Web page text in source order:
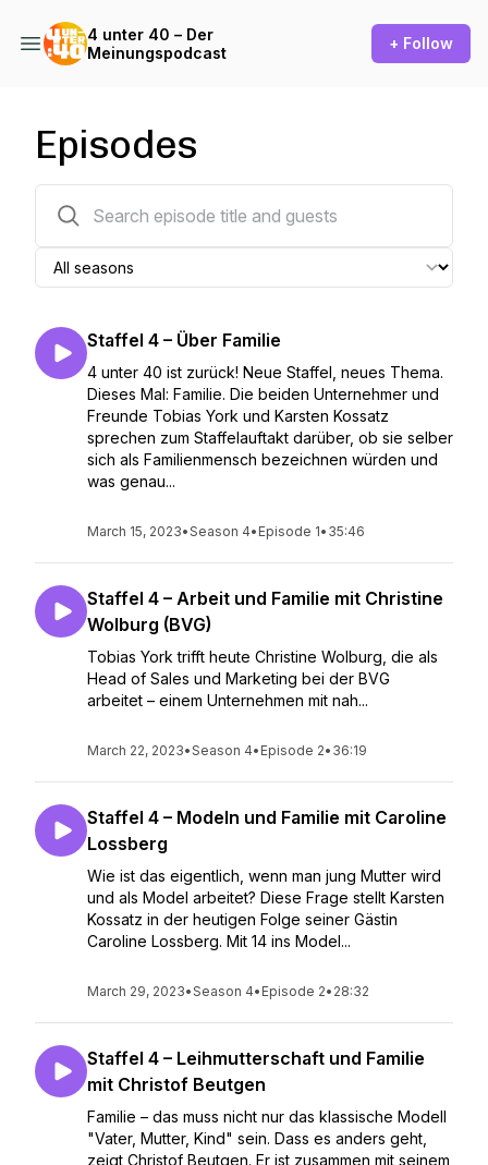
4 unter 40 – Der
Meinungspodcast
+ Follow
Episodes
Staffel 4 – Über Familie
4 unter 40 ist zurück! Neue Staffel, neues Thema.
Dieses Mal: Familie. Die beiden Unternehmer und
Freunde Tobias York und Karsten Kossatz
sprechen zum Staffelauftakt darüber, ob sie selber
sich als Familienmensch bezeichnen würden und
was genau...
March 15, 2023•Season 4• Episode 1• 35:46
Staffel 4 – Arbeit und Familie mit Christine
Wolburg (BVG)
Tobias York trifft heute Christine Wolburg, die als
Head of Sales und Marketing bei der BVG
arbeitet – einem Unternehmen mit nah...
March 22, 2023•Season 4• Episode 2• 36:19
Staffel 4 – Modeln und Familie mit Caroline
Lossberg
Wie ist das eigentlich, wenn man jung Mutter wird
und als Model arbeitet? Diese Frage stellt Karsten
Kossatz in der heutigen Folge seiner Gästin
Caroline Lossberg. Mit 14 ins Model...
March 29, 2023•Season 4• Episode 2• 28:32
Staffel 4 – Leihmutterschaft und Familie
mit Christof Beutgen
Familie – das muss nicht nur das klassische Modell
"Vater, Mutter, Kind" sein. Dass es anders geht,
zeigt Christof Beutgen. Er ist zusammen mit seinem